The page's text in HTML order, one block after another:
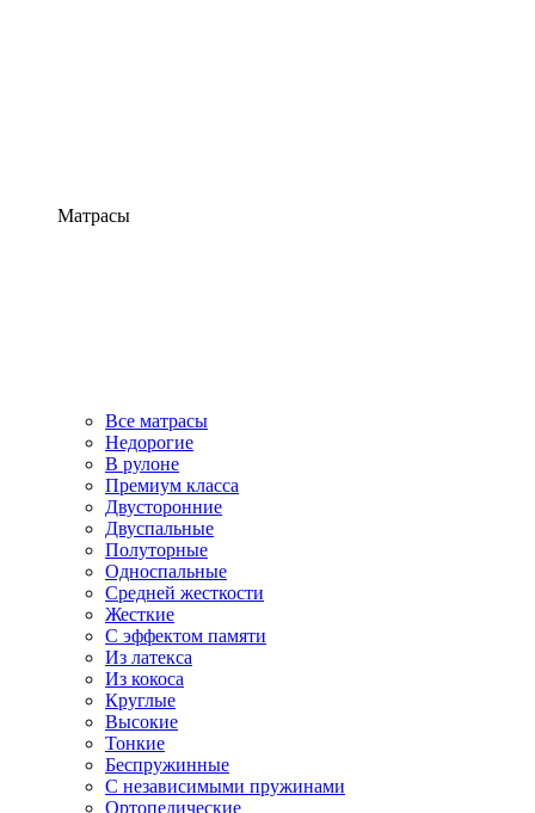
Матрасы
Все матрасы
Недорогие
В рулоне
Премиум класса
Двусторонние
Двуспальные
Полуторные
Односпальные
Средней жесткости
Жесткие
С эффектом памяти
Из латекса
Из кокоса
Круглые
Высокие
Тонкие
Беспружинные
С независимыми пружинами
Ортопедические